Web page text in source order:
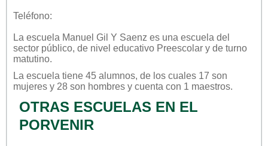
Teléfono:
La escuela Manuel Gil Y Saenz es una escuela del
sector público, de nivel educativo Preescolar y de turno
matutino.
La escuela tiene 45 alumnos, de los cuales 17 son
mujeres y 28 son hombres y cuenta con 1 maestros.
OTRAS ESCUELAS EN EL
PORVENIR